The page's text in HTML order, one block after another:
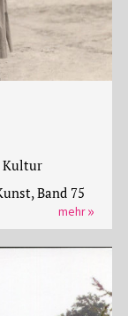
Kultur
Band 75
mehr